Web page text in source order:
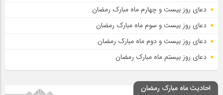
دعای روز بیست و چهارم ماه مبارک رمضان
دعای روز بیست و سوم ماه مبارک رمضان
دعای روز بیست و دوم ماه مبارک رمضان
دعای روز بیستم ماه مبارک رمضان
احادیث ماه مبارک رمضان